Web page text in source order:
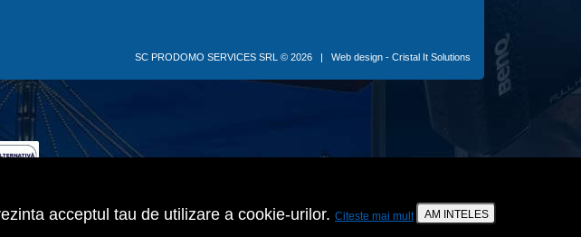
SC PRODOMO SERVICES SRL © 2026 | Web design - Cristal It Solutions
acceptul tau de utilizare a cookie-urilor. Citeste mai mult AM INTELES